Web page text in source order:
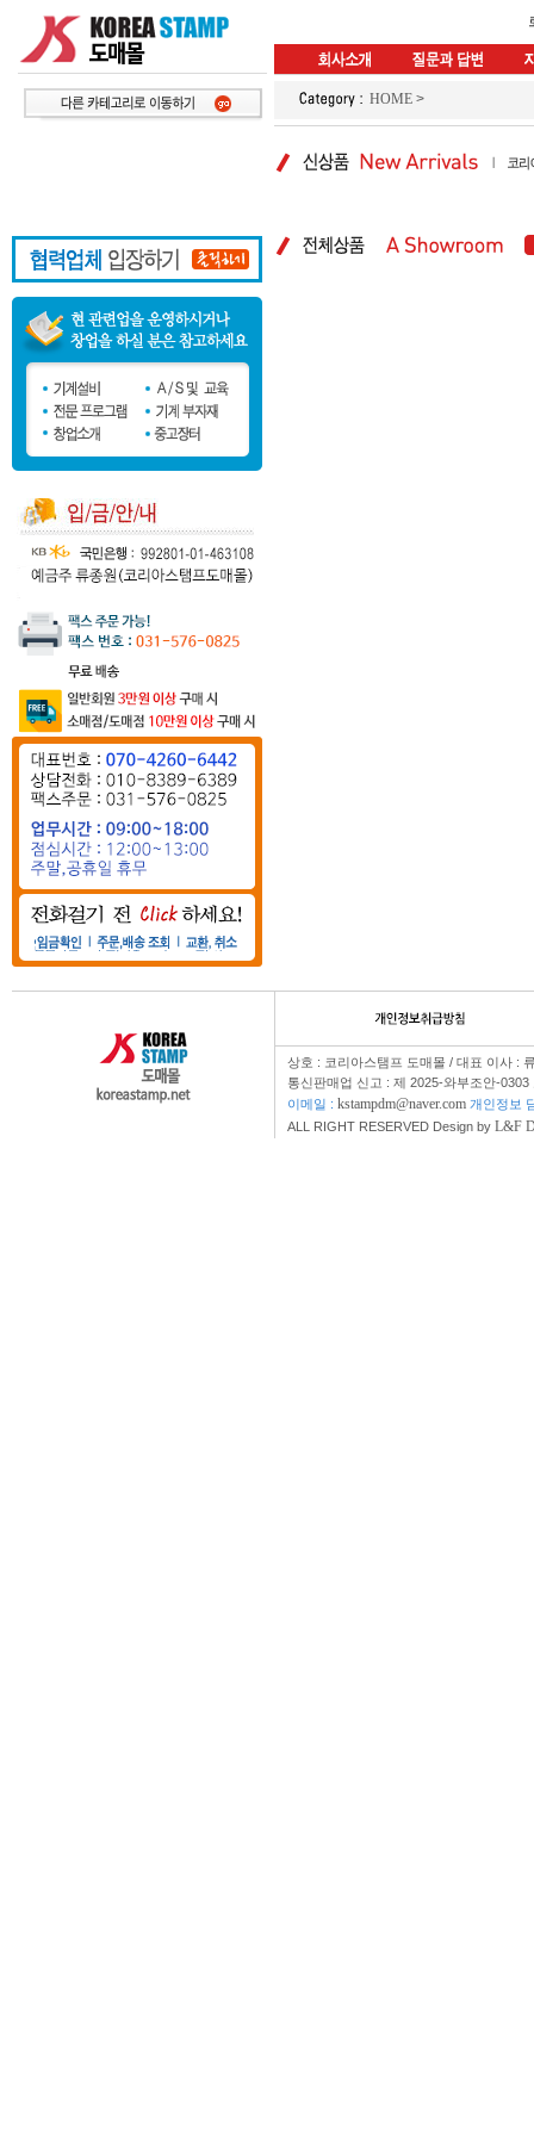
HOME >
상호 : 코리아스탬프 도매몰 / 대표 이사 :
통신판매업 신고 : 제 2025-와부조안-
이메일 : kstampdm@naver.com 개인정보
ALL RIGHT RESERVED Design by L&F